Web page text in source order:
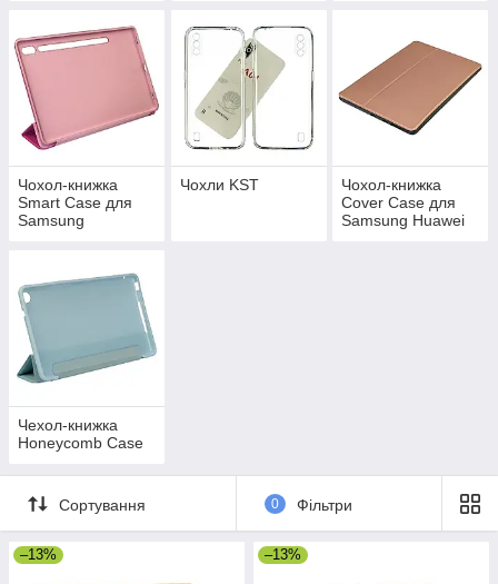
Чохол-книжка
Smart Case для
Samsung
Чохли KST
Чохол-книжка
Cover Case для
Samsung Huawei
Чехол-книжка
Honeycomb Case
Сортування 0 Фільтри
–13% –13%